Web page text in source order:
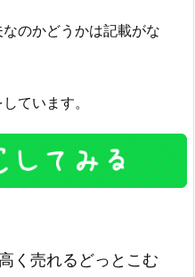
のかどうかは記載がな
ています。
く売れるどっとこむ